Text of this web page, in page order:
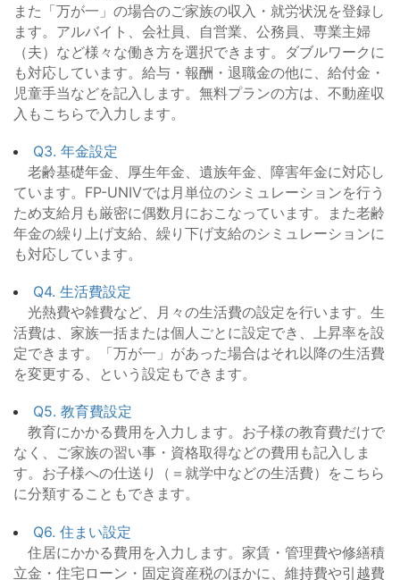
また「万が一」の場合のご家族の収入・就労状況を登録し
ます。アルバイト、会社員、自営業、公務員、専業主婦
（夫）など様々な働き方を選択できます。ダブルワークに
も対応しています。給与・報酬・退職金の他に、給付金・
児童手当などを記入します。無料プランの方は、不動産収
入もこちらで入力します。
Q3. 年金設定
老齢基礎年金、厚生年金、遺族年金、障害年金に対応し
ています。FP-UNIVでは月単位のシミュレーションを行う
ため支給月も厳密に偶数月におこなっています。また老齢
年金の繰り上げ支給、繰り下げ支給のシミュレーションに
も対応しています。
Q4. 生活費設定
光熱費や雑費など、月々の生活費の設定を行います。生
活費は、家族一括または個人ごとに設定でき、上昇率を設
定できます。「万が一」があった場合はそれ以降の生活費
を変更する、という設定もできます。
Q5. 教育費設定
教育にかかる費用を入力します。お子様の教育費だけで
なく、ご家族の習い事・資格取得などの費用も記入しま
す。お子様への仕送り（＝就学中などの生活費）をこちら
に分類することもできます。
Q6. 住まい設定
住居にかかる費用を入力します。家賃・管理費や修繕積
立金・住宅ローン・固定資産税のほかに、維持費や引越費